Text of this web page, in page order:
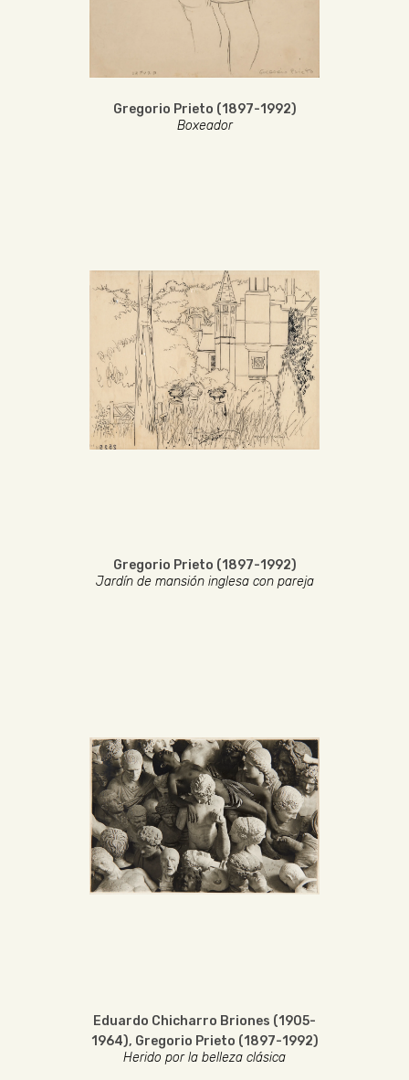
Gregorio Prieto (1897-1992)
Boxeador
Gregorio Prieto (1897-1992)
Jardín de mansión inglesa con pareja
Eduardo Chicharro Briones (1905-
1964), Gregorio Prieto (1897-1992)
Herido por la belleza clásica